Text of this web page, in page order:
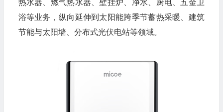
热水器、燃气热水器、壁挂炉、净水、厨电、五金卫
浴等业务，纵向延伸到太阳能跨季节蓄热采暖、建筑
节能与太阳墙、分布式光伏电站等领域。